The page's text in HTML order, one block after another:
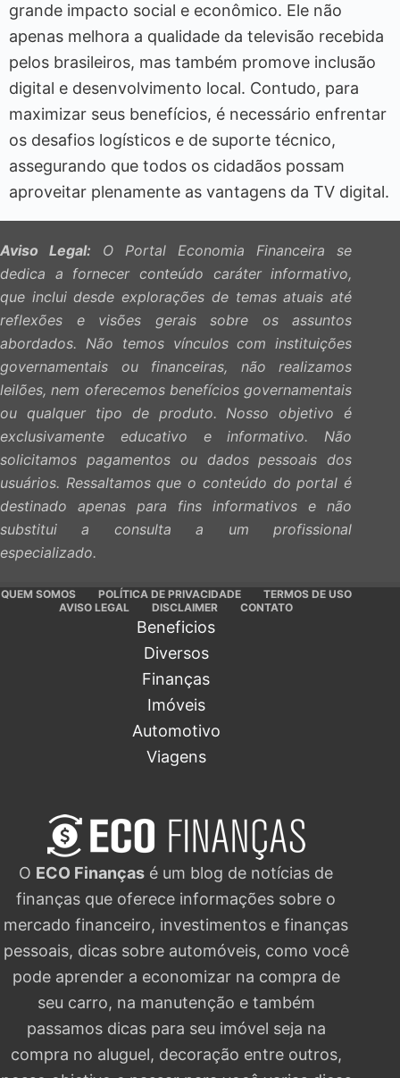
grande impacto social e econômico. Ele não
apenas melhora a qualidade da televisão recebida
pelos brasileiros, mas também promove inclusão
digital e desenvolvimento local. Contudo, para
maximizar seus benefícios, é necessário enfrentar
os desafios logísticos e de suporte técnico,
assegurando que todos os cidadãos possam
aproveitar plenamente as vantagens da TV digital.
Aviso Legal: O Portal Economia Financeira se
dedica a fornecer conteúdo caráter informativo,
que inclui desde explorações de temas atuais até
reflexões e visões gerais sobre os assuntos
abordados. Não temos vínculos com instituições
governamentais ou financeiras, não realizamos
leilões, nem oferecemos benefícios governamentais
ou qualquer tipo de produto. Nosso objetivo é
exclusivamente educativo e informativo. Não
solicitamos pagamentos ou dados pessoais dos
usuários. Ressaltamos que o conteúdo do portal é
destinado apenas para fins informativos e não
substitui a consulta a um profissional
especializado.
QUEM SOMOS POLÍTICA DE PRIVACIDADE
TERMOS DE USO
AVISO LEGAL
DISCLAIMER CONTATO
Beneficios
Diversos
Finanças
Imóveis
Automotivo
Viagens
O ECO Finanças é um blog de notícias de
finanças que oferece informações sobre o
mercado financeiro, investimentos e finanças
pessoais, dicas sobre automóveis, como você
pode aprender a economizar na compra de
seu carro, na manutenção e também
passamos dicas para seu imóvel seja na
compra no aluguel, decoração entre outros,